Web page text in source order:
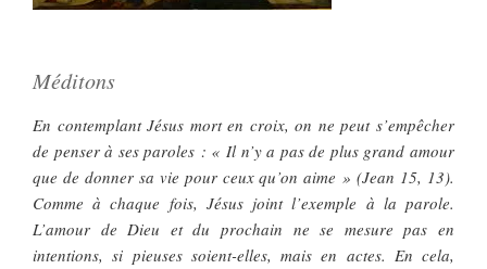
Méditons
En contemplant Jésus mort en croix, on ne peut s’empêcher
de penser à ses paroles : « Il n’y a pas de plus grand amour
que de donner sa vie pour ceux qu’on aime » (Jean 15, 13).
Comme à chaque fois, Jésus joint l’exemple à la parole.
L’amour de Dieu et du prochain ne se mesure pas en
intentions, si pieuses soient-elles, mais en actes. En cela,